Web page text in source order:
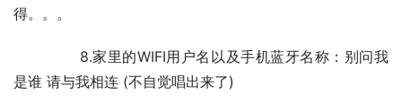
得。。。
是谁 请与我相连 (不自觉唱出来了)